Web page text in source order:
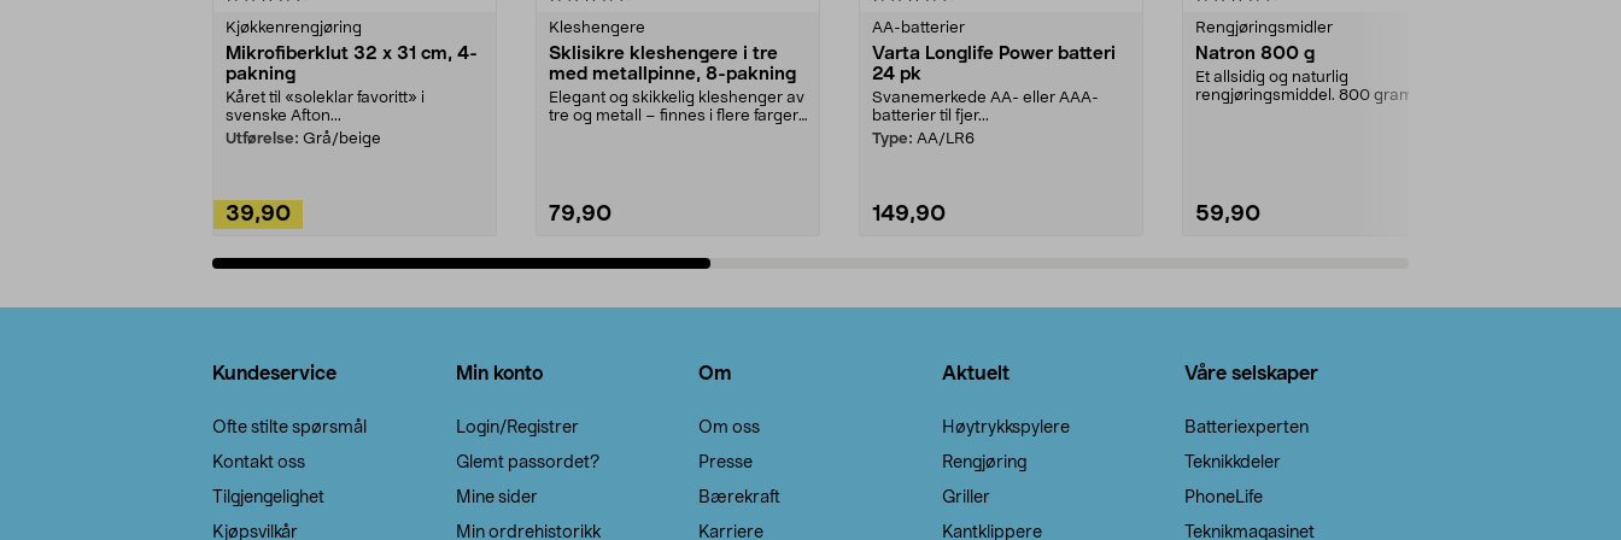
Kjøkkenrengjøring
Mikrofiberklut 32 x 31 cm, 4-
pakning
Kåret til «soleklar favoritt» i
svenske Afton...
Utførelse: Grå/beige
39,90
Kleshengere
Sklisikre kleshengere i tre
med metallpinne, 8-pakning
Elegant og skikkelig kleshenger av
tre og metall – finnes i flere farger.
79,90
AA-batterier
Varta Longlife Power batteri
24 pk
Svanemerkede AA- eller AAA-
batterier til fjer...
Type: AA/LR6
149,90
Rengjøringsmidler
Natron 800 g
Et allsidig og naturlig
rengjøringsmiddel. 800 gram
59,90
Kundeservice
Ofte stilte spørsmål
Kontakt oss
Tilgjengelighet
Kjøpsvilkår
Min konto
Login/Registrer
Glemt passordet?
Mine sider
Min ordrehistorikk
Om
Om oss
Presse
Bærekraft
Karriere
Aktuelt
Høytrykkspylere
Rengjøring
Griller
Kantklippere
Våre selskaper
Batteriexperten
Teknikkdeler
PhoneLife
Teknikmagasinet